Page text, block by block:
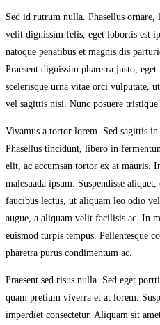
Sed id rutrum nulla. Phasellus
velit dignissim felis, eget lobortis est
natoque penatibus et magnis dis
Praesent dignissim pharetra justo,
scelerisque urna vitae orci vulputate,
vel sagittis nisi. Nunc posuere
Vivamus a tortor lorem. Sed sagittis
Phasellus tincidunt, libero in
elit, ac accumsan tortor ex at mauris.
malesuada ipsum. Suspendisse
faucibus lectus, ut aliquam leo odio
augue, a aliquam velit facilisis ac. In
euismod turpis tempus. Pellentesque
pharetra purus condimentum ac.
Praesent sed risus nulla. Sed eget
quam pretium viverra et at lorem.
imperdiet consectetur. Aliquam sit